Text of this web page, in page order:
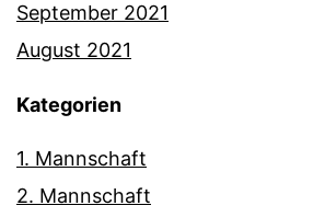
September 2021
August 2021
Kategorien
1. Mannschaft
2. Mannschaft